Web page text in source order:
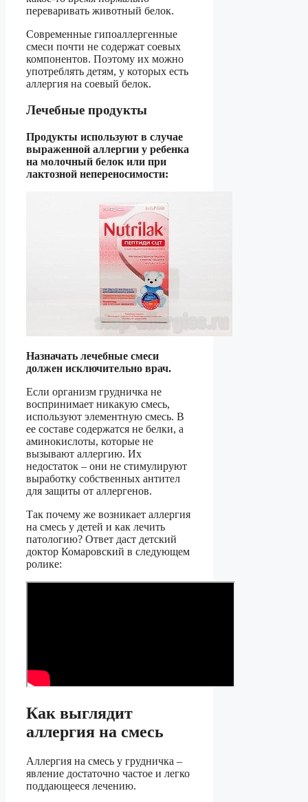
переваривать животный белок.
Современные гипоаллергенные
смеси почти не содержат соевых
компонентов. Поэтому их можно
употреблять детям, у которых есть
аллергия на соевый белок.
Лечебные продукты
Продукты используют в случае
выраженной аллергии у ребенка
на молочный белок или при
лактозной непереносимости:
Назначать лечебные смеси
должен исключительно врач.
Если организм грудничка не
воспринимает никакую смесь,
используют элементную смесь. В
ее составе содержатся не белки, а
аминокислоты, которые не
вызывают аллергию. Их
недостаток – они не стимулируют
выработку собственных антител
для защиты от аллергенов.
Так почему же возникает аллергия
на смесь у детей и как лечить
патологию? Ответ даст детский
доктор Комаровский в следующем
ролике:
Как выглядит
аллергия на смесь
Аллергия на смесь у грудничка –
явление достаточно частое и легко
поддающееся лечению.